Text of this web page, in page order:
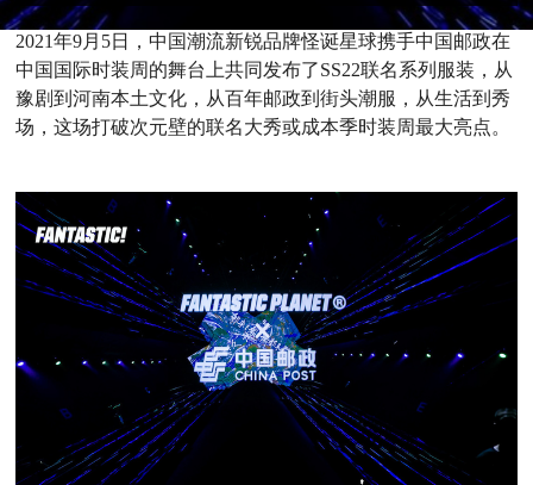
2021年9月5日，中国潮流新锐品牌怪诞星球携手中国邮政在
中国国际时装周的舞台上共同发布了SS22联名系列服装，从
豫剧到河南本土文化，从百年邮政到街头潮服，从生活到秀
场，这场打破次元壁的联名大秀或成本季时装周最大亮点。